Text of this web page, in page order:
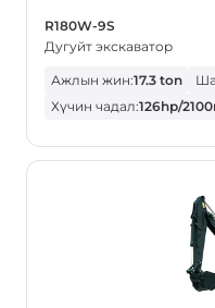
R180W-9S
Дугуйт экскаватор
Ажлын жин:17.3 ton
Хүчин чадал:126hp/